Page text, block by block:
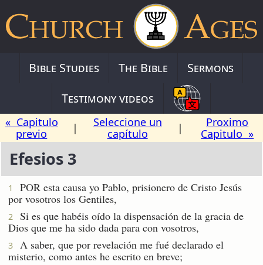
Bible Studies The Bible
Sermons
Testimony videos
« Capitulo
previo
|
Seleccione un
capítulo
|
Proximo
Capitulo »
Efesios 3
1
POR esta causa yo Pablo, prisionero de Cristo Jesús
por vosotros los Gentiles,
2
Si es que habéis oído la dispensación de la gracia de
Dios que me ha sido dada para con vosotros,
3
A saber, que por revelación me fué declarado el
misterio, como antes he escrito en breve;